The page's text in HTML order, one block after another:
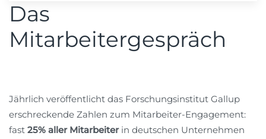
Das
Mitarbeitergespräch
Jährlich veröffentlicht das Forschungsinstitut Gallup
erschreckende Zahlen zum Mitarbeiter-Engagement:
fast 25% aller Mitarbeiterin deutschen Unternehmen